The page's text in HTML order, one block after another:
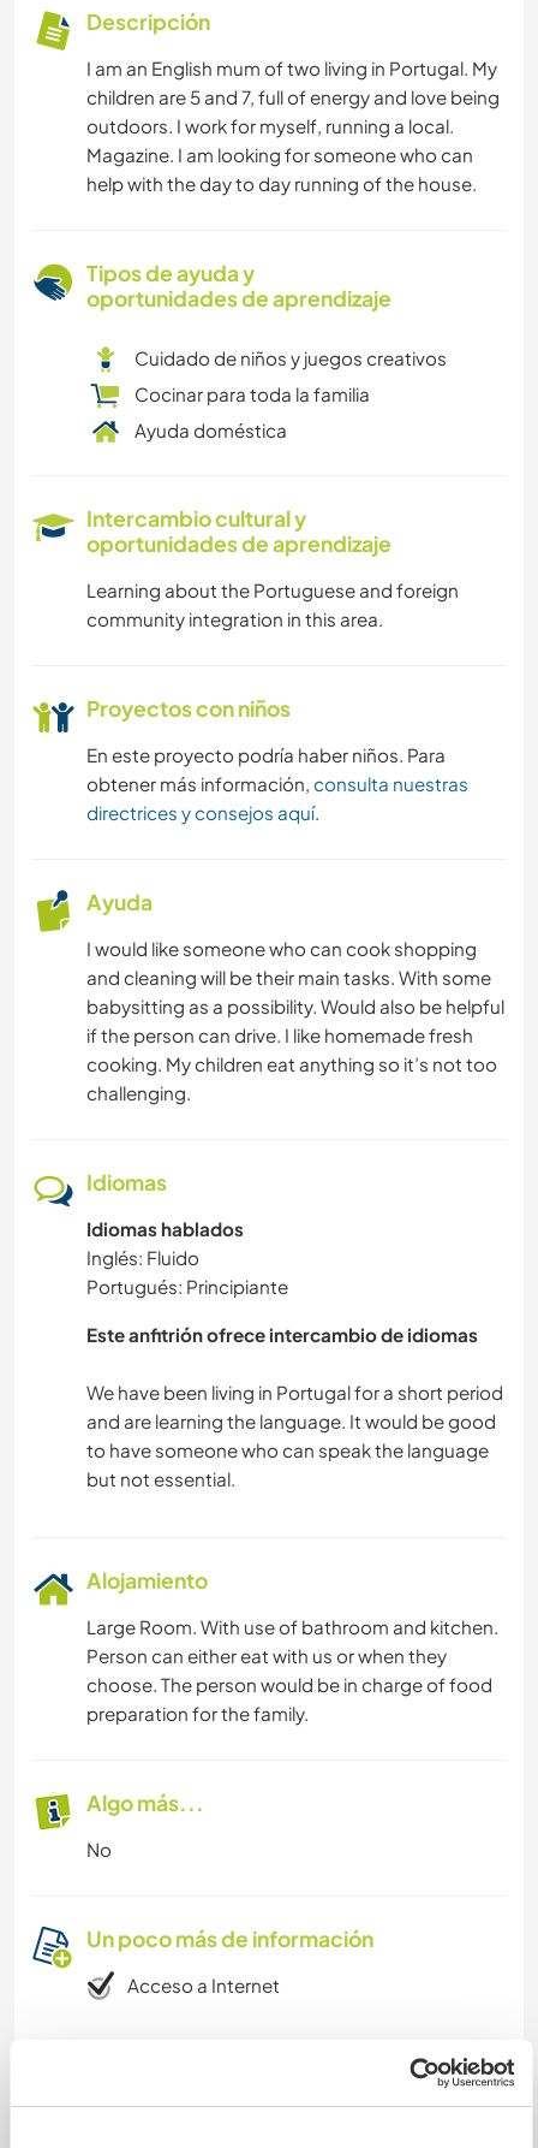
Descripción
I am an English mum of two living in Portugal. My
children are 5 and 7, full of energy and love being
outdoors. I work for myself, running a local.
Magazine. I am looking for someone who can
help with the day to day running of the house.
Tipos de ayuda y
oportunidades de aprendizaje
Cuidado de niños y juegos creativos
Cocinar para toda la familia
Ayuda doméstica
Intercambio cultural y
oportunidades de aprendizaje
Learning about the Portuguese and foreign
community integration in this area.
Proyectos con niños
En este proyecto podría haber niños. Para
obtener más información, consulta nuestras
directrices y consejos aquí.
Ayuda
I would like someone who can cook shopping
and cleaning will be their main tasks. With some
babysitting as a possibility. Would also be helpful
if the person can drive. I like homemade fresh
cooking. My children eat anything so it’s not too
challenging.
Idiomas
Idiomas hablados
Inglés: Fluido
Portugués: Principiante
Este anfitrión ofrece intercambio de idiomas
We have been living in Portugal for a short period
and are learning the language. It would be good
to have someone who can speak the language
Alojamiento
Large Room. With use of bathroom and kitchen.
Person can either eat with us or when they
choose. The person would be in charge of food
preparation for the family.
Algo más...
No
Un poco más de información
Acceso a Internet